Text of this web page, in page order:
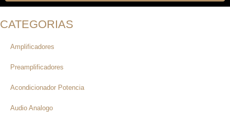
CATEGORIAS
Amplificadores
Preamplificadores
Acondicionador Potencia
Audio Analogo